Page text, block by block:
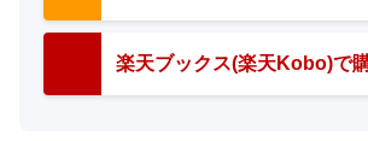
楽天ブックス(楽天Kobo)で